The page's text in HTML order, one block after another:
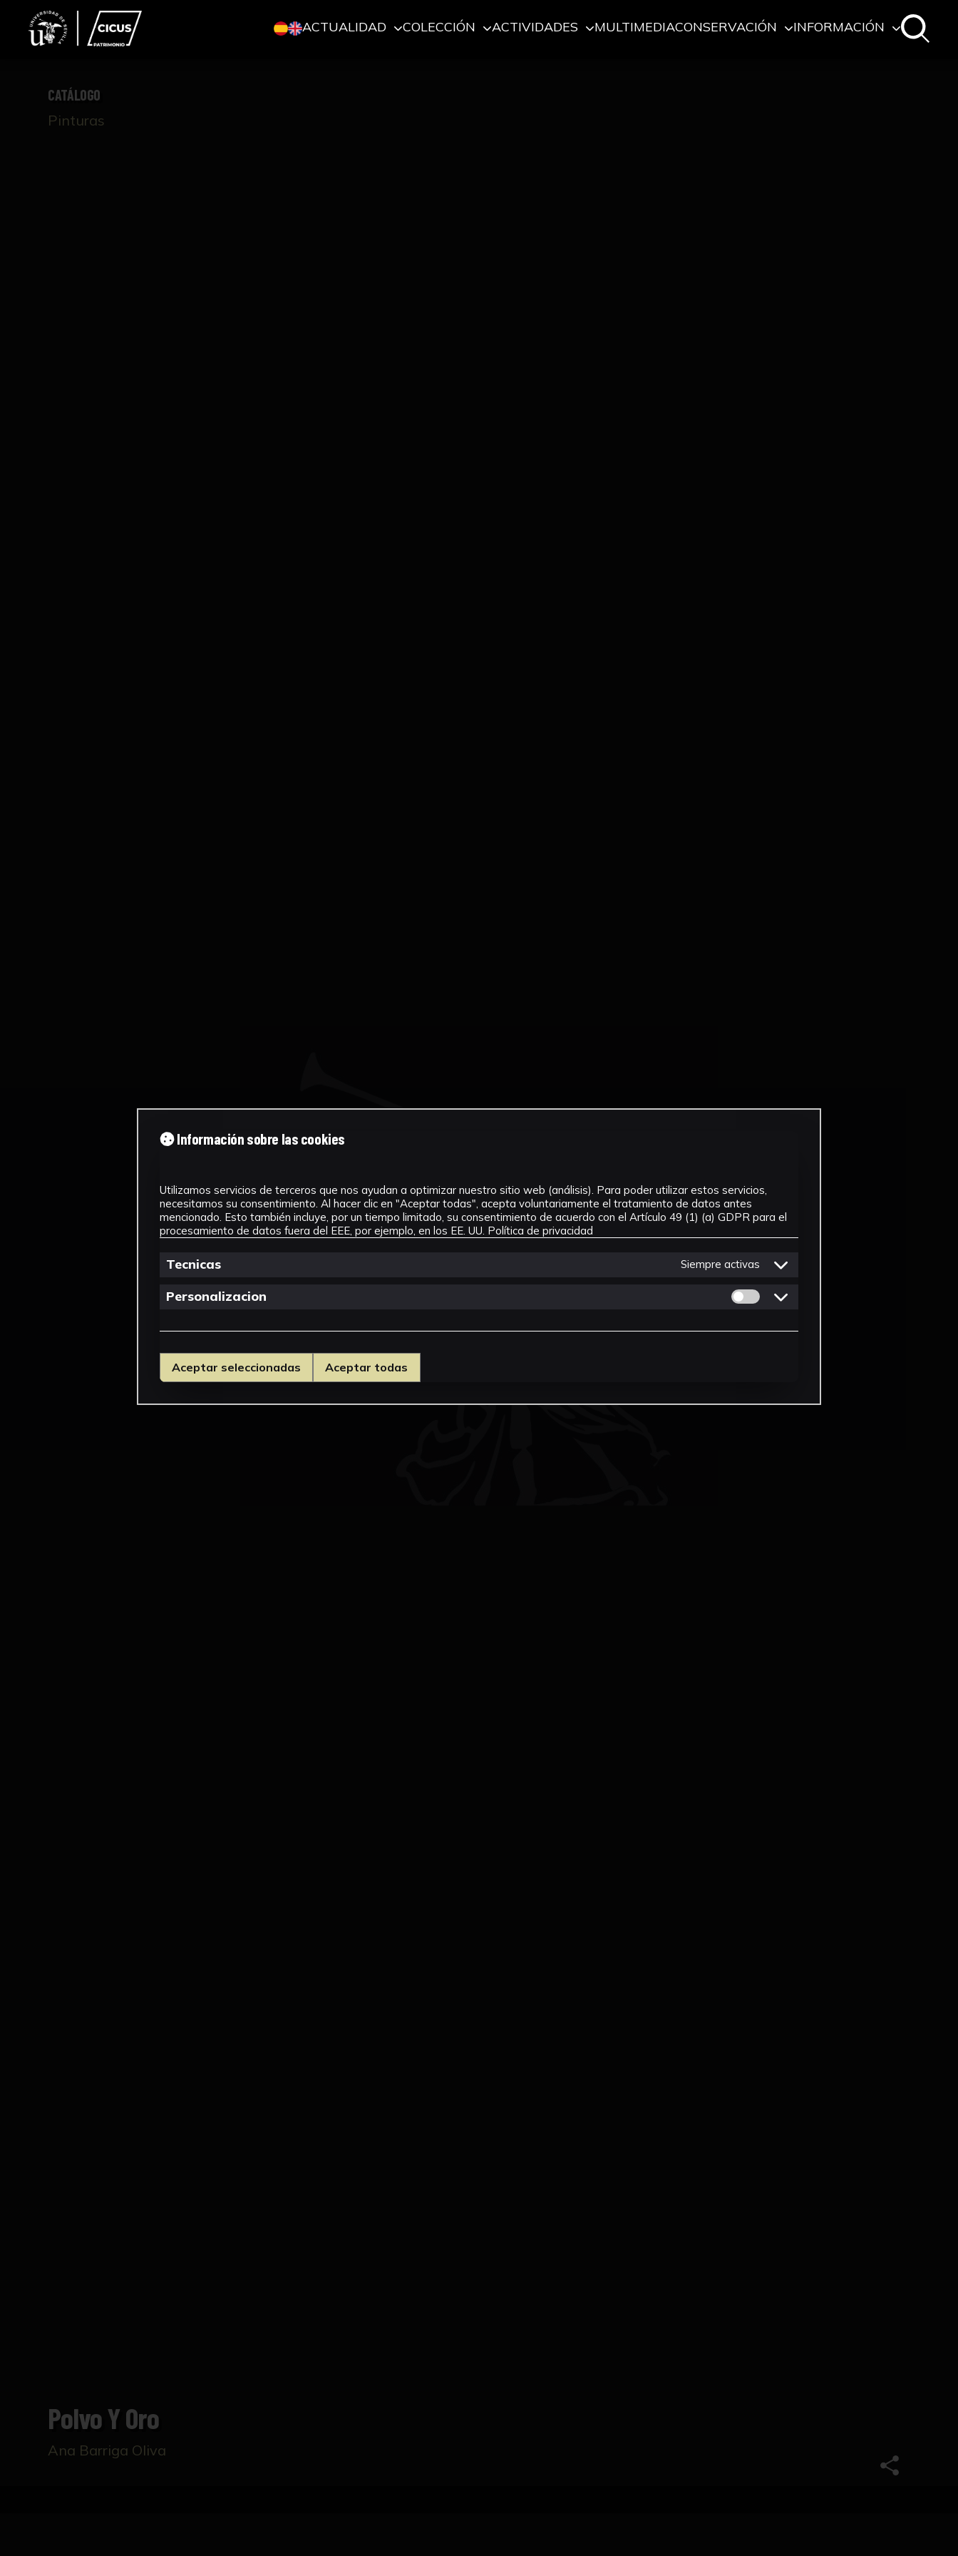
ACTUALIDAD COLECCIÓN ACTIVIDADES MULTIMEDIACONSERVACIÓN INFORMACIÓN
CATÁLOGO
Pinturas
Polvo Y Oro
Ana Barriga Oliva
Información sobre las cookies
Utilizamos servicios de terceros que nos ayudan a optimizar nuestro sitio web (análisis). Para poder utilizar estos servicios,
necesitamos su consentimiento. Al hacer clic en "Aceptar todas", acepta voluntariamente el tratamiento de datos antes
mencionado. Esto también incluye, por un tiempo limitado, su consentimiento de acuerdo con el Artículo 49 (1) (a) GDPR para el
procesamiento de datos fuera del EEE, por ejemplo, en los EE. UU. Política de privacidad
Tecnicas Siempre activas
Personalizacion Permitir cookies de Personalizacion
Aceptar seleccionadas Aceptar todas